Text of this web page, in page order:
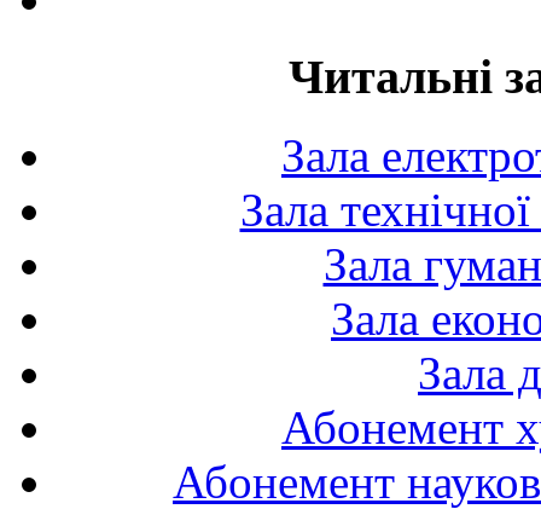
Читальні
Зала
Зала
Зала
Зала
Зала
Абонемент
Абонемент